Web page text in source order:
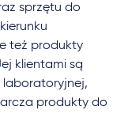
sprzętu do
też produkty
klientami są
laboratoryjnej,
produkty do